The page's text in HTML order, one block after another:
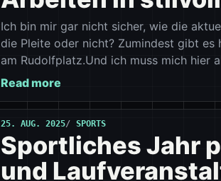
Ich bin mir gar nicht sicher, wie die
die Pleite oder nicht? Zumindest gibt
am Rudolfplatz.Und ich muss mich hier
Read more
25. AUG. 2025 SPORTS
Sportliches Jahr
und